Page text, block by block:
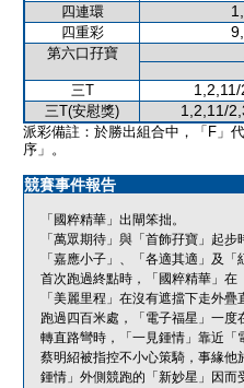
四連環
四重彩
第六口孖寶
三T
三T(安慰獎) 1,2,11/
派彩備註：於勝出組合中，「F」
序」。
競賽事件報告
「國粹精華」出閘笨拙。
「萬眾期待」與「首飾孖寶」起步
「嘉應小子」、「各適其適」及
首次跑過終點時，「國粹精華」
「美麗里程」在沒有遮擋下走外疊
跑過四百米處，「電子福星」一度
轉直路彎時，「一見鍾情」靠近「
蔡明紹被指控不小心策騎，事緣
鍾情」外側競跑的「新妙星」因